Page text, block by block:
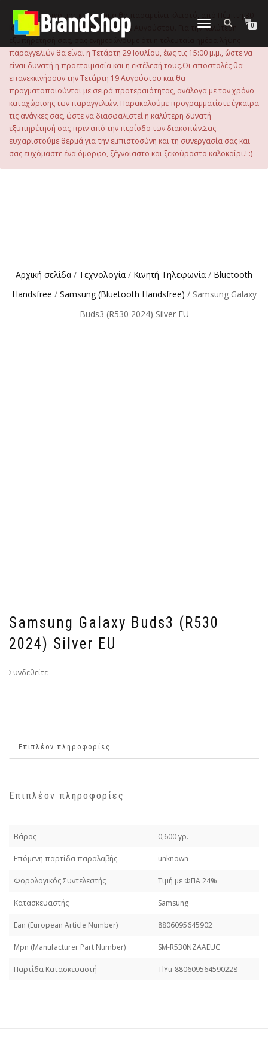
περιεχόμενο
Εναλλαγή
0
Το ηλεκτρονικό μας κατάστημα θα παραμείνει κλειστό, από Πέμπτη 30
Ιουλίου 2026 μέχρι και την Τρίτη 18 Αυγούστου. Για την καλύτερη
εξυπηρέτησή σας, σας ενημερώνουμε ότι η τελευταία ημέρα λήψης
παραγγελιών θα είναι η Τετάρτη 29 Ιουλίου, έως τις 15:00 μ.μ., ώστε να
είναι δυνατή η προετοιμασία και η εκτέλεσή τους.Οι αποστολές θα
επανεκκινήσουν την Τετάρτη 19 Αυγούστου και θα
πραγματοποιούνται με σειρά προτεραιότητας, ανάλογα με τον χρόνο
καταχώρισης των παραγγελιών. Παρακαλούμε προγραμματίστε έγκαιρα
τις ανάγκες σας, ώστε να διασφαλιστεί η καλύτερη δυνατή
εξυπηρέτησή σας πριν από την περίοδο των διακοπών.Σας
ευχαριστούμε θερμά για την εμπιστοσύνη και τη συνεργασία σας και
σας ευχόμαστε ένα όμορφο, ξέγνοιαστο και ξεκούραστο καλοκαίρι.! :)
Αρχική σελίδα / Τεχνολογία / Κινητή Τηλεφωνία / Bluetooth
Handsfree / Samsung (Bluetooth Handsfree) / Samsung Galaxy
Buds3 (R530 2024) Silver EU
Samsung Galaxy Buds3 (R530
2024) Silver EU
Συνδεθείτε
Επιπλέον πληροφορίες
Επιπλέον πληροφορίες
Βάρος 0,600 γρ.
Επόμενη παρτίδα παραλαβής unknown
Φορολογικός Συντελεστής Τιμή με ΦΠΑ 24%
Κατασκευαστής Samsung
Εan (European Article Number) 8806095645902
Mpn (Manufacturer Part Number) SM-R530NZAAEUC
Παρτίδα Κατασκευαστή TlYu-880609564590228